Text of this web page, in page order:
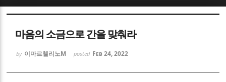
마음의 소금으로 간을 맞춰라
by 이마르첼리노M posted Feb 24, 2022
Sketchbook5, 스케치북5
Sketchbook5, 스케치북5